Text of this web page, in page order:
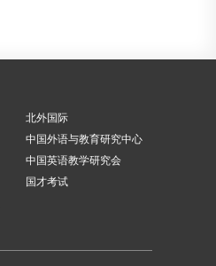
北外国际
中国外语与教育研究中心
中国英语教学研究会
国才考试